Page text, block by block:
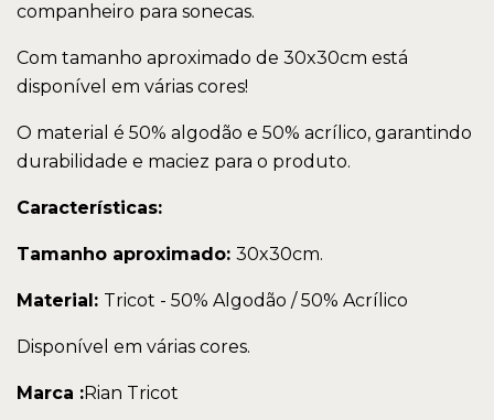
companheiro para sonecas.
Com tamanho aproximado de 30x30cm está
disponível em várias cores!
O material é 50% algodão e 50% acrílico, garantindo
durabilidade e maciez para o produto.
Características:
Tamanho aproximado: 30x30cm.
Material: Tricot - 50% Algodão / 50% Acrílico
Disponível em várias cores.
Marca :Rian Tricot